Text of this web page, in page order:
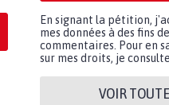
En signant la pétition,
mes données à des fins
commentaires. Pour en
sur mes droits, je
VOIR